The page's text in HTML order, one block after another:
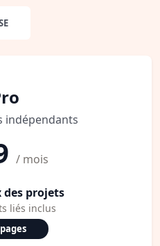
indépendants
/ mois
des projets
liés inclus